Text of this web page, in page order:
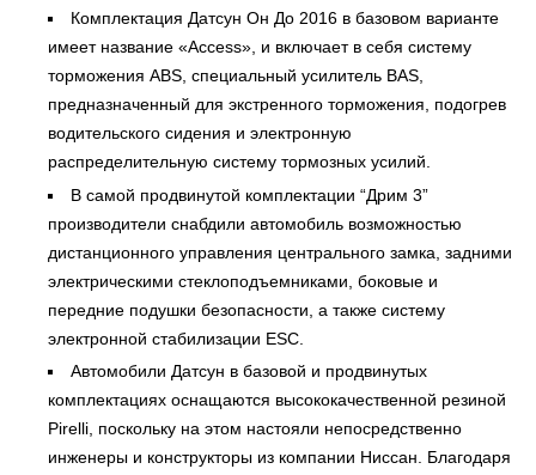
Комплектация Датсун Он До 2016 в базовом варианте
имеет название «Access», и включает в себя систему
торможения ABS, специальный усилитель BAS,
предназначенный для экстренного торможения, подогрев
водительского сидения и электронную
распределительную систему тормозных усилий.
В самой продвинутой комплектации “Дрим 3”
производители снабдили автомобиль возможностью
дистанционного управления центрального замка, задними
электрическими стеклоподъемниками, боковые и
передние подушки безопасности, а также систему
электронной стабилизации ESC.
Автомобили Датсун в базовой и продвинутых
комплектациях оснащаются высококачественной резиной
Pirelli, поскольку на этом настояли непосредственно
инженеры и конструкторы из компании Ниссан. Благодаря